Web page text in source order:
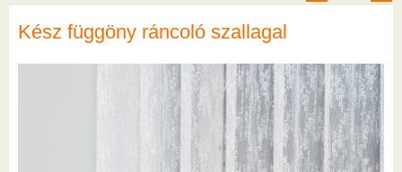
Kész függöny ráncoló szallagal